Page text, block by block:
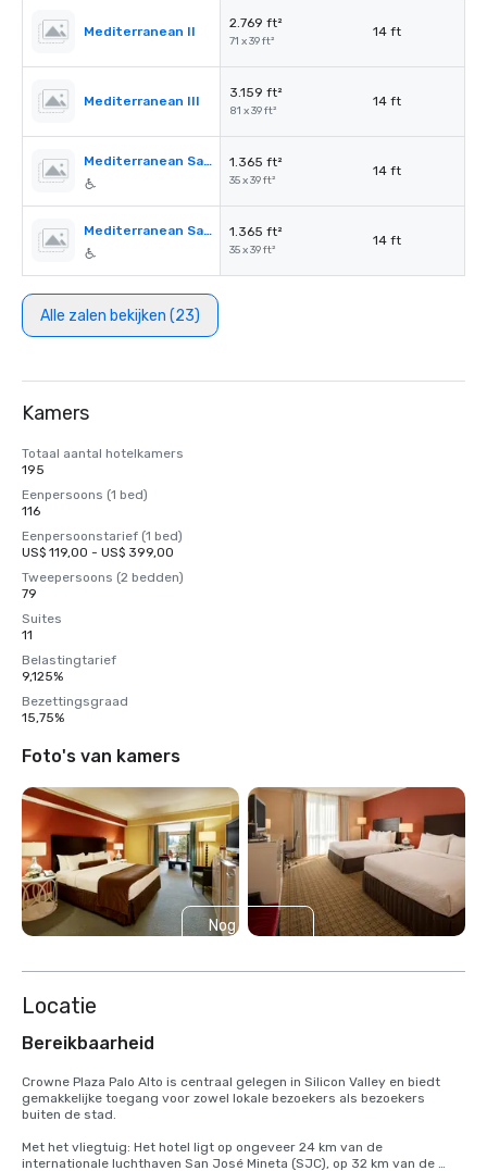
Mediterranean II
2.769 ft²
71 x 39 ft²
14 ft
Mediterranean III
3.159 ft²
81 x 39 ft²
14 ft
Mediterranean Salon A 1.365 ft²
35 x 39 ft²
14 ft
Mediterranean Salon B 1.365 ft²
35 x 39 ft²
14 ft
Alle zalen bekijken (23)
Kamers
Totaal aantal hotelkamers
195
Eenpersoons (1 bed)
116
Eenpersoonstarief (1 bed)
US$ 119,00 - US$ 399,00
Tweepersoons (2 bedden)
79
Suites
11
Belastingtarief
9,125%
Bezettingsgraad
15,75%
Foto's van kamers
Nog 2
Locatie
Bereikbaarheid
Crowne Plaza Palo Alto is centraal gelegen in Silicon Valley en biedt
gemakkelijke toegang voor zowel lokale bezoekers als bezoekers
buiten de stad.
Met het vliegtuig: Het hotel ligt op ongeveer 24 km van de
internationale luchthaven San José Mineta (SJC), op 32 km van de